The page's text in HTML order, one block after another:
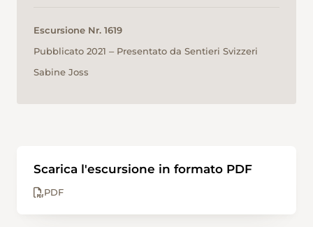
Escursione Nr. 1619
Pubblicato 2021 ‒ Presentato da Sentieri Svizzeri
Sabine Joss
Scarica l'escursione in formato PDF
PDF